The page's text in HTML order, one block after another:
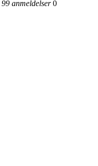
99 anmeldelser0